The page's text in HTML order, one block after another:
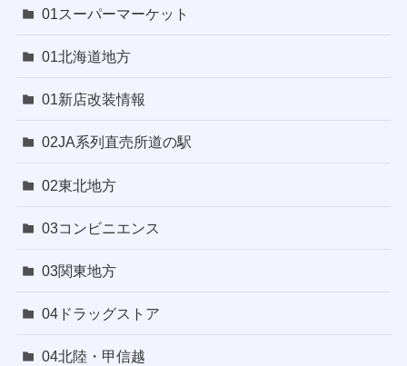
01スーパーマーケット
01北海道地方
01新店改装情報
02JA系列直売所道の駅
02東北地方
03コンビニエンス
03関東地方
04ドラッグストア
04北陸・甲信越